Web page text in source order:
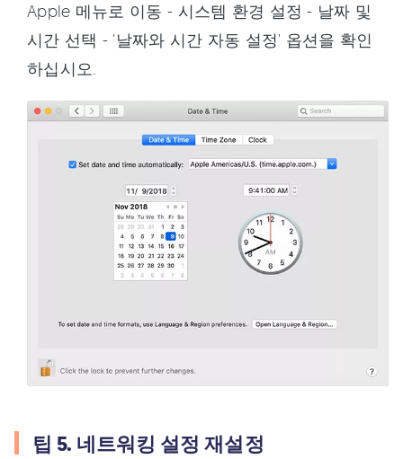
Apple 메뉴로 이동 - 시스템 환경 설정 - 날짜 및
시간 선택 - '날짜와 시간 자동 설정' 옵션을 확인
하십시오.
팁 5. 네트워킹 설정 재설정